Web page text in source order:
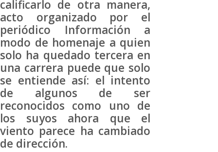
calificarlo de otra manera,
acto organizado por el
periódico Información a
modo de homenaje a quien
solo ha quedado tercera en
una carrera puede que solo
se entiende así: el intento
de algunos de ser
reconocidos como uno de
los suyos ahora que el
viento parece ha cambiado
de dirección.